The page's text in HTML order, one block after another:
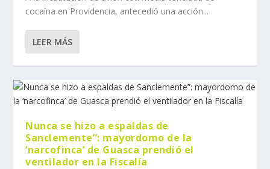
cocaína en Providencia, antecedió una acción...
LEER MÁS
Nunca se hizo a espaldas de
Sanclemente”: mayordomo de la
‘narcofinca’ de Guasca prendió el
ventilador en la Fiscalía